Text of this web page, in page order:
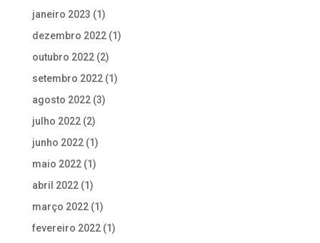
janeiro 2023 (1)
dezembro 2022(1)
outubro 2022(2)
setembro 2022(1)
agosto 2022(3)
julho 2022(2)
junho 2022(1)
maio 2022(1)
abril 2022(1)
março 2022(1)
fevereiro 2022(1)